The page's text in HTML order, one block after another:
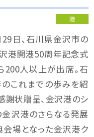
港
日、石川県金沢市の
港開港50周年記念式
200人以上が出席。石
これまでの歩みを紹
謝状贈呈、金沢港のシ
沢港のさらなる発展
場となった金沢港ク